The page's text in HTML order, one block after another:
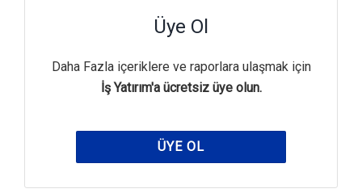
Üye Ol
Daha Fazla içeriklere ve raporlara ulaşmak için
İş Yatırım'a ücretsiz üye olun.
ÜYE OL